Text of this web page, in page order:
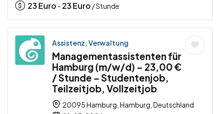
23Euro - 23Euro / Stunde
Assistenz, Verwaltung
Managementassistenten für
Hamburg (m/w/d) – 23,00 €
/ Stunde – Studentenjob,
Teilzeitjob, Vollzeitjob
20095 Hamburg, Hamburg, Deutschland